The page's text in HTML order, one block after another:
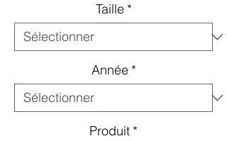
Taille *
Année *
Produit *